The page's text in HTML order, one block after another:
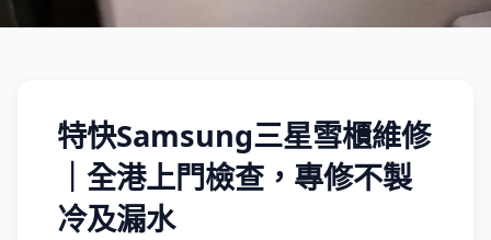
特快Samsung三星雪櫃維修
｜全港上門檢查，專修不製
冷及漏水